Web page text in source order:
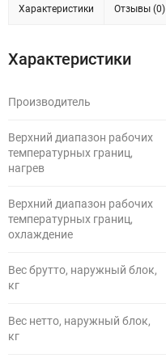
Характеристики Отзывы (0)
Характеристики
Производитель
Верхний диапазон рабочих
температурных границ,
нагрев
Верхний диапазон рабочих
температурных границ,
охлаждение
Вес брутто, наружный блок,
кг
Вес нетто, наружный блок,
кг